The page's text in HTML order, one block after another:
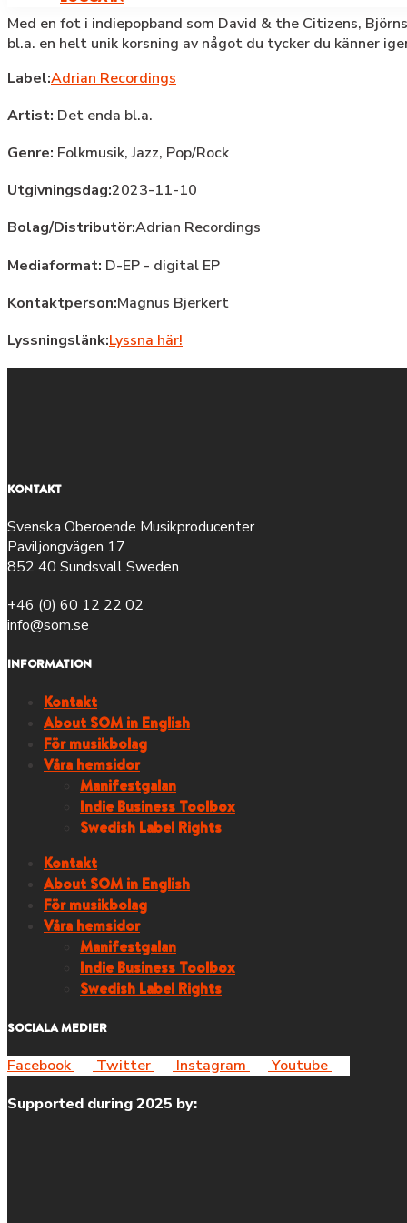
Med en fot i indiepopband som David & the Citizens,
bl.a. en helt unik korsning av något du tycker du känner
Label:Adrian Recordings
Artist: Det enda bl.a.
Genre: Folkmusik,Jazz, Pop/Rock
Utgivningsdag:2023-11-10
Bolag/Distributör:Adrian Recordings
Mediaformat: D-EP - digital EP
Kontaktperson:Magnus Bjerkert
Lyssningslänk:Lyssna här!
KONTAKT
Svenska Oberoende Musikproducenter
Paviljongvägen 17
852 40 Sundsvall Sweden
+46 (0) 60 12 22 02
info@som.se
INFORMATION
Kontakt
About SOM in English
För musikbolag
Våra hemsidor
Manifestgalan
Indie Business Toolbox
Swedish Label Rights
Kontakt
About SOM in English
För musikbolag
Våra hemsidor
Manifestgalan
Indie Business Toolbox
Swedish Label Rights
SOCIALA MEDIER
Facebook Twitter Instagram
Youtube
Supported during 2025 by: